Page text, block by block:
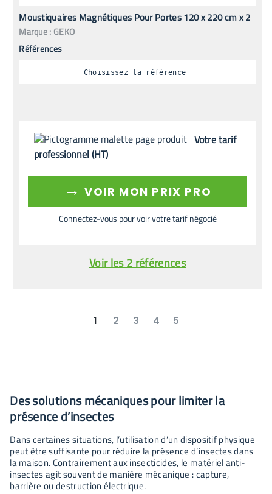
Moustiquaires Magnétiques Pour Portes 120 x 220 cm x 2
Marque : GEKO
Références
Choisissez la référence
Votre tarif
professionnel (HT)
→ VOIR MON PRIX PRO
Connectez-vous pour voir votre tarif négocié
Voir les 2 références
1 2 3 4 5
Des solutions mécaniques pour limiter la
présence d’insectes
Dans certaines situations, l’utilisation d’un dispositif physique
peut être suffisante pour réduire la présence d’insectes dans
la maison. Contrairement aux insecticides, le matériel anti-
insectes agit souvent de manière mécanique : capture,
barrière ou destruction électrique.